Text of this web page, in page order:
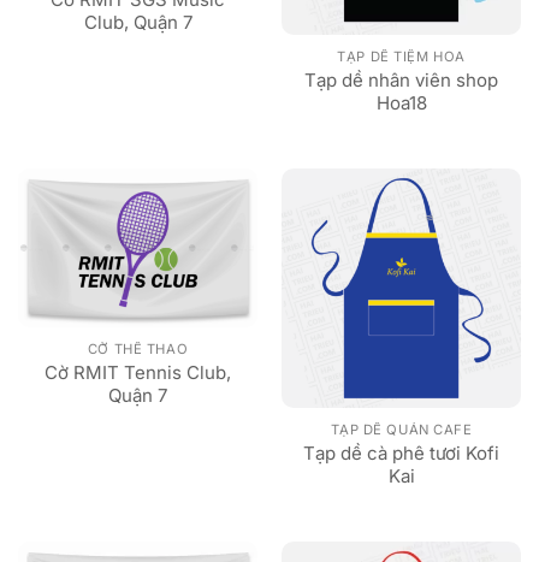
Club, Quận 7
TẠP DỀ TIỆM HOA
Tạp dề nhân viên shop
Hoa18
CỜ THỂ THAO
Cờ RMIT Tennis Club,
Quận 7
TẠP DỀ QUÁN CAFE
Tạp dề cà phê tươi Kofi
Kai